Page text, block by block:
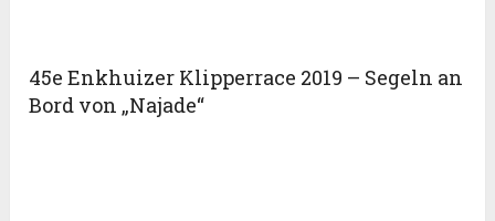
45e Enkhuizer Klipperrace 2019 – Segeln an
Bord von „Najade“